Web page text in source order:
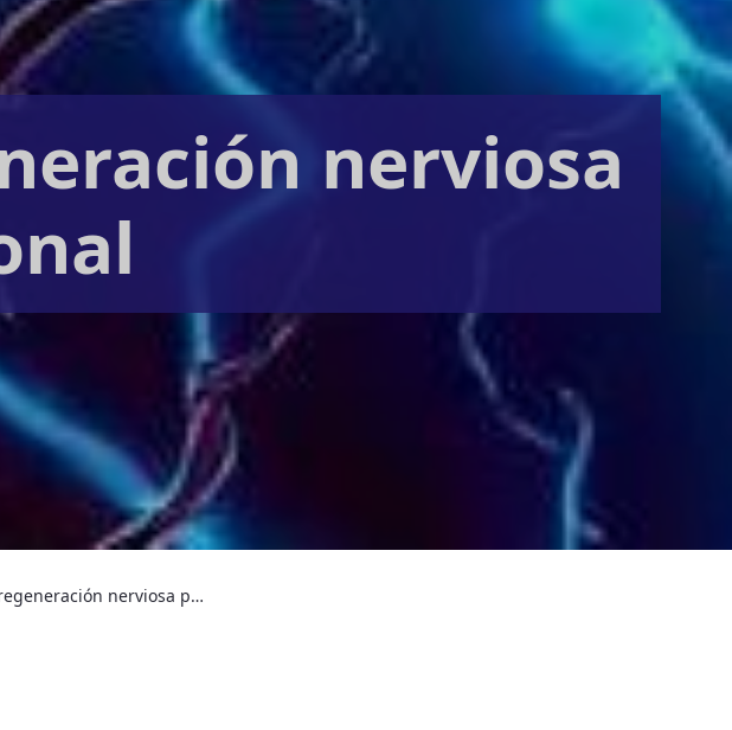
nerviosa
Rehabilitación y regeneración nerviosa poslesional